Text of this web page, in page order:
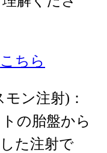
こちら
ン注射)：
の胎盤から
た注射で